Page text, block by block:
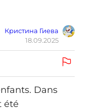
Кристина Гиева
18.09.2025
Dans
été